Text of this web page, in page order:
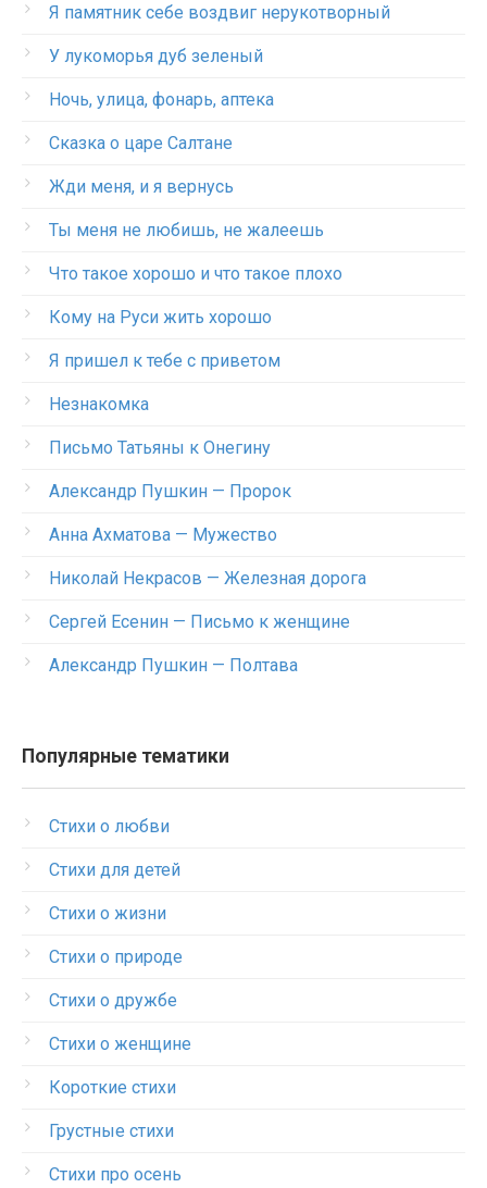
Я памятник себе воздвиг нерукотворный
У лукоморья дуб зеленый
Ночь, улица, фонарь, аптека
Сказка о царе Салтане
Жди меня, и я вернусь
Ты меня не любишь, не жалеешь
Что такое хорошо и что такое плохо
Кому на Руси жить хорошо
Я пришел к тебе с приветом
Незнакомка
Письмо Татьяны к Онегину
Александр Пушкин — Пророк
Анна Ахматова — Мужество
Николай Некрасов — Железная дорога
Сергей Есенин — Письмо к женщине
Александр Пушкин — Полтава
Популярные тематики
Стихи о любви
Стихи для детей
Стихи о жизни
Стихи о природе
Стихи о дружбе
Стихи о женщине
Короткие стихи
Грустные стихи
Стихи про осень